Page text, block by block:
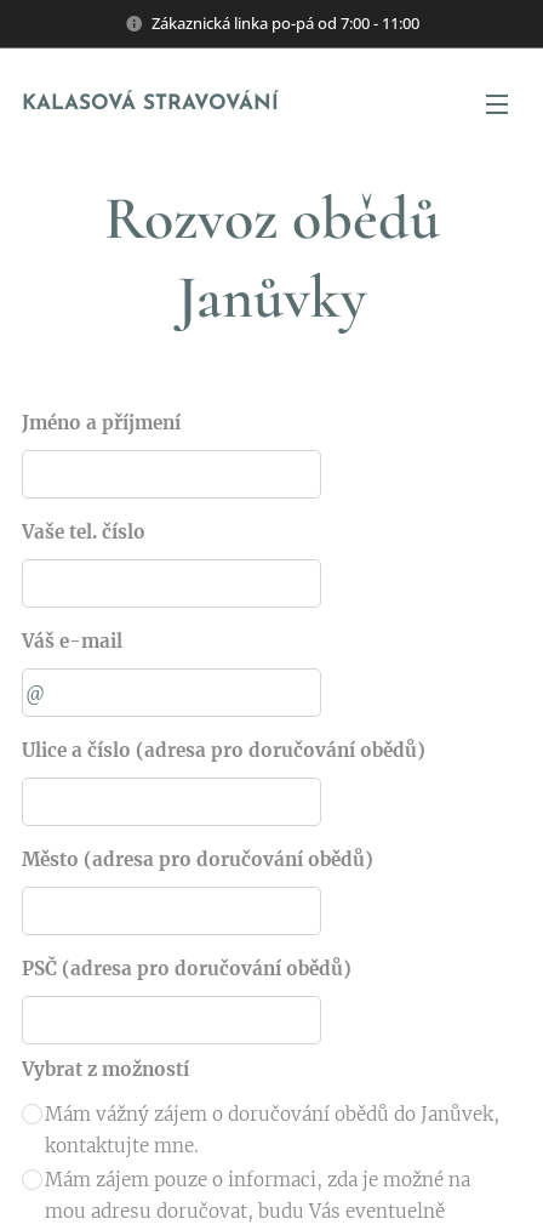
Zákaznická linka po-pá od 7:00 - 11:00
KALASOVÁ STRAVOVÁNÍ
Rozvoz obědů
Janůvky
Jméno a příjmení
Vaše tel. číslo
Váš e-mail
Ulice a číslo (adresa pro doručování obědů)
Město (adresa pro doručování obědů)
PSČ (adresa pro doručování obědů)
Vybrat z možností
Mám vážný zájem o doručování obědů do Janůvek,
kontaktujte mne.
Mám zájem pouze o informaci, zda je možné na
mou adresu doručovat, budu Vás eventuelně